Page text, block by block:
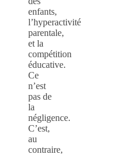
enfants,
l’hyperactivité
parentale,
et la
compétition
éducative.
Ce
n’est
pas de
la
négligence.
C’est,
au
contraire,